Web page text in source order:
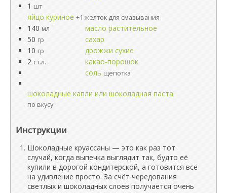
1 шт
яйцо куриное +1 желток для смазывания
140 мл
масло растительное
50 гр
сахар
10 гр
дрожжи сухие
2 ст.л.
какао-порошок
соль щепотка
шоколадные капли или шоколадная паста
по вкусу
Инструкции
Шоколадные круассаны — это как раз тот
случай, когда выпечка выглядит так, будто её
купили в дорогой кондитерской, а готовится всё
на удивление просто. За счёт чередования
светлых и шоколадных слоев получается очень